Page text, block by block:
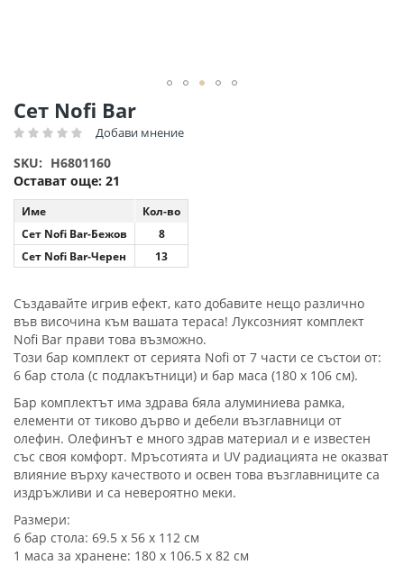
Сет Nofi Bar
Рейтинг: Добави мнение
SKU
H6801160
Остават още: 21
Име
Кол-во
Сет Nofi Bar-Бежов
8
Сет Nofi Bar-Черен
13
Създавайте игрив ефект, като добавите нещо различно
във височина към вашата тераса! Луксозният комплект
Nofi Bar прави това възможно.
Този бар комплект от серията Nofi от 7 части се състои от:
6 бар стола (с подлакътници) и бар маса (180 x 106 см).
Бар комплектът има здрава бяла алуминиева рамка,
елементи от тиково дърво и дебели възглавници от
олефин. Олефинът е много здрав материал и е известен
със своя комфорт. Мръсотията и UV радиацията не оказват
влияние върху качеството и освен това възглавниците са
издръжливи и са невероятно меки.
Размери:
6 бар стола: 69.5 х 56 х 112 см
1 маса за хранене: 180 х 106.5 х 82 см
Преминете
към
началото
на
галерия
снимки